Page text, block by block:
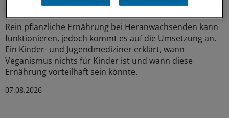
Rein pflanzliche Ernährung bei Heranwachsenden kann
funktionieren, jedoch kommt es auf die Umsetzung an.
Ein Kinder- und Jugendmediziner erklärt, wann
Veganismus nichts für Kinder ist und wann diese
Ernährung vorteilhaft sein könnte.
07.08.2026